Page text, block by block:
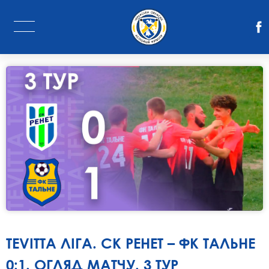
TEVITTA ЛІГА. СК РЕНЕТ – ФК ТАЛЬНЕ
0:1. ОГЛЯД МАТЧУ. 3 ТУР